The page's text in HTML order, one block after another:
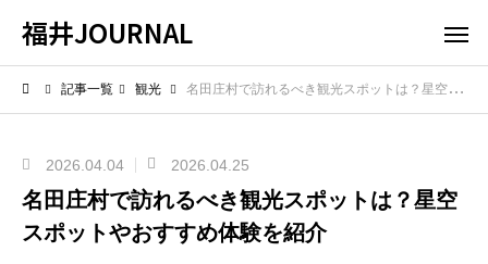
福井JOURNAL
記事一覧 観光 名田庄村で訪れるべき観光スポットは？星空スポットやおすすめ体験を紹介
2026.04.04 2026.04.25
名田庄村で訪れるべき観光スポットは？星空
スポットやおすすめ体験を紹介